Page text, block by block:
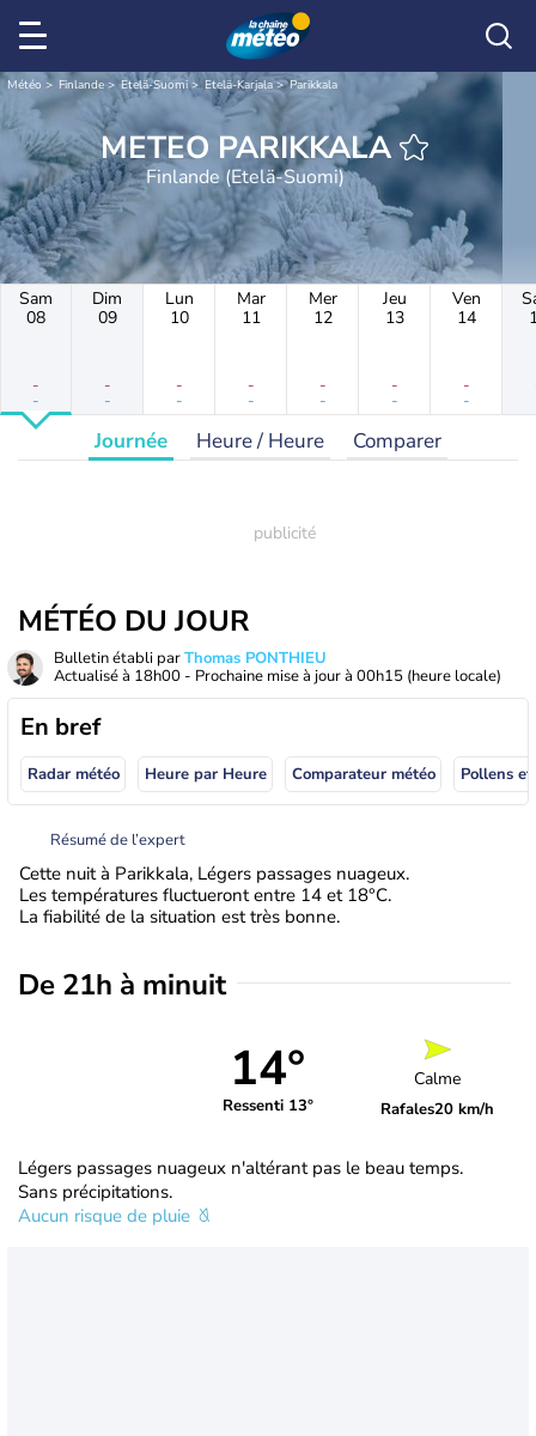
Météo Finlande Etelä-Suomi Etelä-Karjala Parikkala
METEO PARIKKALA
Finlande (Etelä-Suomi)
Sam
08
-
-
Dim
09
-
-
Lun
10
-
-
Mar
11
-
-
Mer
12
-
-
Jeu
13
-
-
Ven
14
-
-
Journée Heure / Heure Comparer
MÉTÉO DU JOUR
Bulletin établi parThomas PONTHIEU
Actualisé à 18h00 - Prochaine mise à jour à 00h15 (heure locale)
En bref
Radar météo Heure par Heure Comparateur météo Pollens
Résumé de l’expert
Cette nuit à Parikkala, Légers passages nuageux.
Les températures fluctueront entre 14 et 18°C.
La fiabilité de la situation est très bonne.
De 21h à minuit
14°
Ressenti 13°
Calme
Rafales20 km/h
Légers passages nuageux n'altérant pas le beau temps.
Sans précipitations.
Aucun risque de pluie